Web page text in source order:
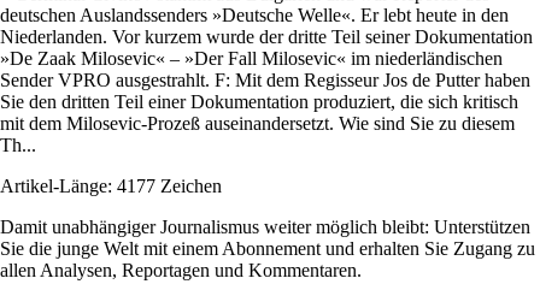
deutschen Auslandssenders »Deutsche Welle«. Er lebt heute in den
Niederlanden. Vor kurzem wurde der dritte Teil seiner Dokumentation
»De Zaak Milosevic« – »Der Fall Milosevic« im niederländischen
Sender VPRO ausgestrahlt. F: Mit dem Regisseur Jos de Putter haben
Sie den dritten Teil einer Dokumentation produziert, die sich kritisch
mit dem Milosevic-Prozeß auseinandersetzt. Wie sind Sie zu diesem
Th...
Artikel-Länge: 4177 Zeichen
Damit unabhängiger Journalismus weiter möglich bleibt: Unterstützen
Sie die junge Welt mit einem Abonnement und erhalten Sie Zugang zu
allen Analysen, Reportagen und Kommentaren.